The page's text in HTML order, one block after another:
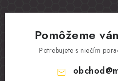
Pomôžeme
Potrebujete s niečím
obchod@